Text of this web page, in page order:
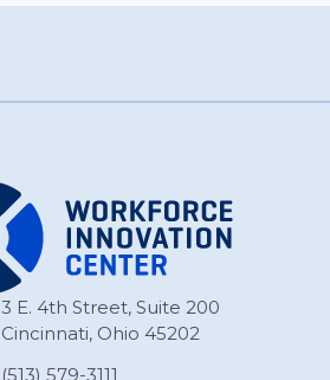
3 E. 4th Street, Suite 200
Cincinnati, Ohio 45202
(513) 579-3111